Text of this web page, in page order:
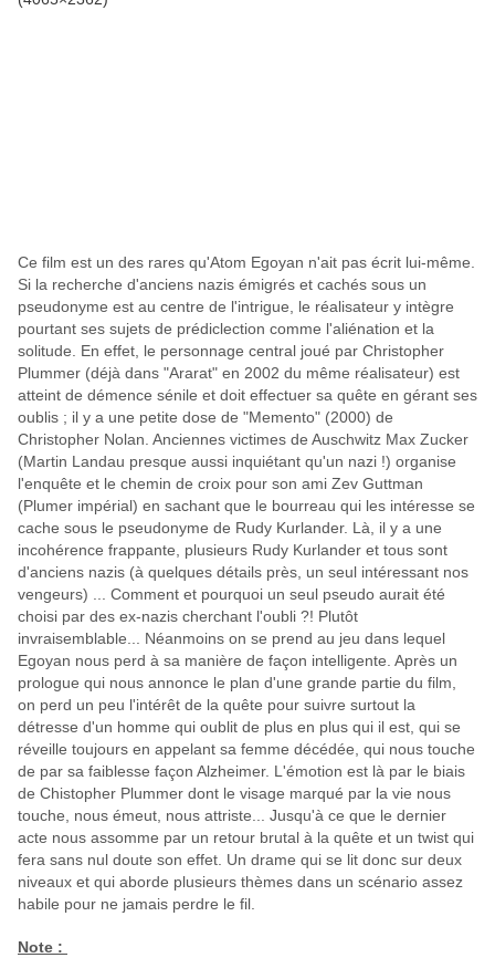
Ce film est un des rares qu'Atom Egoyan n'ait pas écrit lui-même.
Si la recherche d'anciens nazis émigrés et cachés sous un
pseudonyme est au centre de l'intrigue, le réalisateur y intègre
pourtant ses sujets de prédiclection comme l'aliénation et la
solitude. En effet, le personnage central joué par Christopher
Plummer (déjà dans "Ararat" en 2002 du même réalisateur) est
atteint de démence sénile et doit effectuer sa quête en gérant ses
oublis ; il y a une petite dose de "Memento" (2000) de
Christopher Nolan. Anciennes victimes de Auschwitz Max Zucker
(Martin Landau presque aussi inquiétant qu'un nazi !) organise
l'enquête et le chemin de croix pour son ami Zev Guttman
(Plumer impérial) en sachant que le bourreau qui les intéresse se
cache sous le pseudonyme de Rudy Kurlander. Là, il y a une
incohérence frappante, plusieurs Rudy Kurlander et tous sont
d'anciens nazis (à quelques détails près, un seul intéressant nos
vengeurs) ... Comment et pourquoi un seul pseudo aurait été
choisi par des ex-nazis cherchant l'oubli ?! Plutôt
invraisemblable... Néanmoins on se prend au jeu dans lequel
Egoyan nous perd à sa manière de façon intelligente. Après un
prologue qui nous annonce le plan d'une grande partie du film,
on perd un peu l'intérêt de la quête pour suivre surtout la
détresse d'un homme qui oublit de plus en plus qui il est, qui se
réveille toujours en appelant sa femme décédée, qui nous touche
de par sa faiblesse façon Alzheimer. L'émotion est là par le biais
de Chistopher Plummer dont le visage marqué par la vie nous
touche, nous émeut, nous attriste... Jusqu'à ce que le dernier
acte nous assomme par un retour brutal à la quête et un twist qui
fera sans nul doute son effet. Un drame qui se lit donc sur deux
niveaux et qui aborde plusieurs thèmes dans un scénario assez
habile pour ne jamais perdre le fil.
Note :